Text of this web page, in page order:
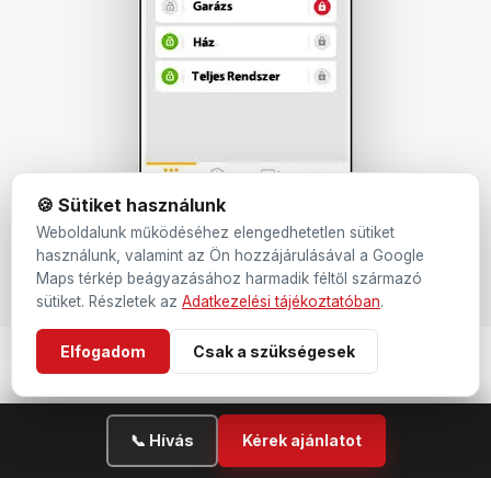
MUNKÁINK
Korábbi munkáinkból
📞 Hívás Kérek ajánlatot
🍪 Sütiket használunk
Weboldalunk működéséhez elengedhetetlen sütiket
használunk, valamint az Ön hozzájárulásával a Google
Maps térkép beágyazásához harmadik féltől származó
sütiket. Részletek az Adatkezelési tájékoztatóban.
Elfogadom Csak a szükségesek